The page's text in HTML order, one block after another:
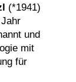
(*1941)
und
mit
für